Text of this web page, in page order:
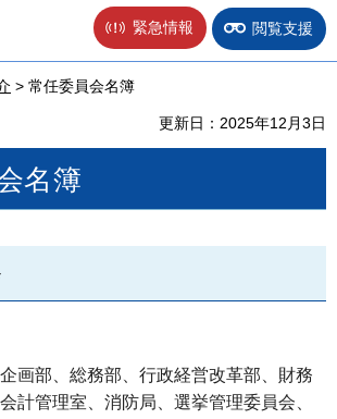
緊急情報 閲覧支援
> 常任委員会名簿
更新日：2025年12月3日
名簿
画部、総務部、行政経営改革部、財務
計管理室、消防局、選挙管理委員会、